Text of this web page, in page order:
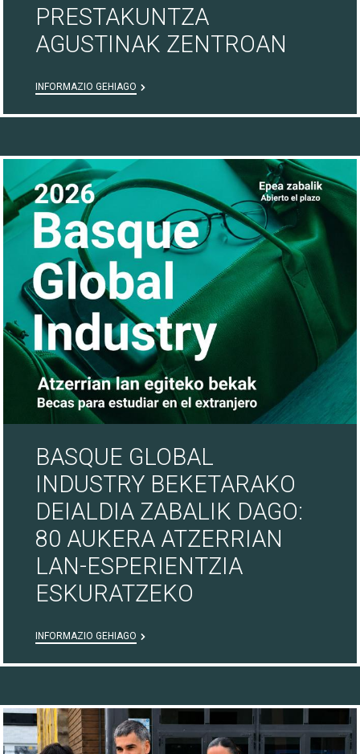
PRESTAKUNTZA
AGUSTINAK ZENTROAN
INFORMAZIO GEHIAGO
28/07/26
BASQUE GLOBAL
INDUSTRY BEKETARAKO
DEIALDIA ZABALIK DAGO:
80 AUKERA ATZERRIAN
LAN-ESPERIENTZIA
ESKURATZEKO
INFORMAZIO GEHIAGO
16/07/26